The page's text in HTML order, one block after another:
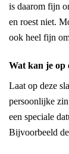
is daarom fijn
en roest niet.
ook heel fijn
Wat kan je op
Laat op deze
persoonlijke
een speciale
Bijvoorbeeld